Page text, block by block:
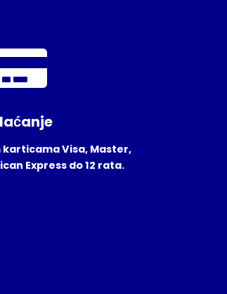
Visa, Master,
Express do 12 rata.